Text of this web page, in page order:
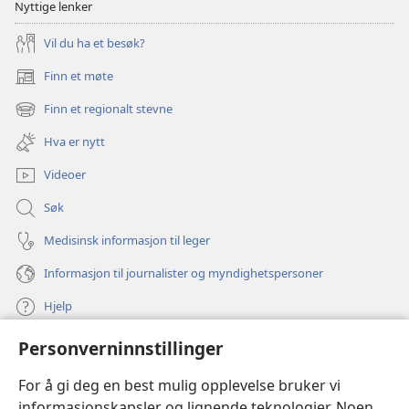
Personverninnstillinger
For å gi deg en best mulig opplevelse bruker vi
Nyttige lenker
Vil du ha et besøk?
Finn et møte
(åpner
nytt
vindu)
Finn et regionalt stevne
(åpner
nytt
vindu)
Hva er nytt
Videoer
Søk
Medisinsk informasjon til leger
Informasjon til journalister og myndighetspersoner
Hjelp
Bidrag
(åpner
nytt
vindu)Watchtower ONLINE LIBRARY™